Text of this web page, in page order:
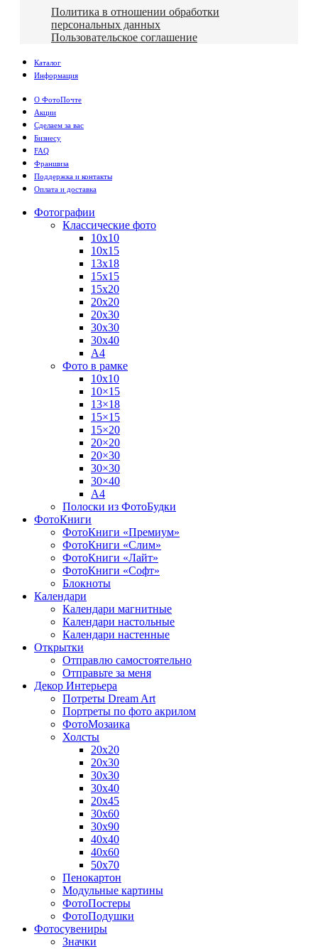
Политика в отношении обработки
персональных данных
Пользовательское соглашение
Каталог
Информация
О ФотоПочте
Акции
Сделаем за вас
Бизнесу
FAQ
Франшиза
Поддержка и контакты
Оплата и доставка
Фотографии
Классические фото
10х10
10х15
13х18
15х15
15х20
20х20
20х30
30х30
30х40
А4
Фото в рамке
10х10
10×15
13×18
15×15
15×20
20×20
20×30
30×30
30×40
A4
Полоски из ФотоБудки
ФотоКниги
ФотоКниги «Премиум»
ФотоКниги «Слим»
ФотоКниги «Лайт»
ФотоКниги «Софт»
Блокноты
Календари
Календари магнитные
Календари настольные
Календари настенные
Открытки
Отправлю самостоятельно
Отправьте за меня
Декор Интерьера
Потреты Dream Art
Портреты по фото акрилом
ФотоМозаика
Холсты
20х20
20х30
30х30
30х40
20х45
30х60
30х90
40х40
40х60
50х70
Пенокартон
Модульные картины
ФотоПостеры
ФотоПодушки
Фотоcувениры
Значки